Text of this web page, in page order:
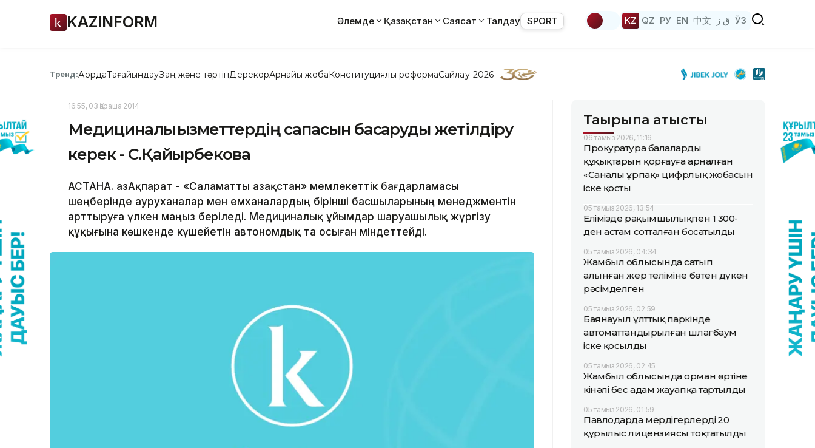
KAZINFORM Әлемде Қазақстан Саясат Талдау SPORT KZ QZ РУ EN 中文 ق ز ЎЗ
Тренд:АқордаТағайындауЗаң және тәртіпДерекқорАрнайы жобаКонституциялық реформаСайлау-2026
16:55, 03 Қараша 2014
Медициналық қызметтердің сапасын басқаруды жетілдіру
керек - С.Қайырбекова
АСТАНА. ҚазАқпарат - «Саламатты Қазақстан» мемлекеттік бағдарламасы
шеңберінде ауруханалар мен емханалардың бірінші басшыларының менеджментін
арттыруға үлкен маңыз беріледі. Медициналық ұйымдар шаруашылық жүргізу
құқығына көшкенде күшейетін автономдық та осыған міндеттейді.
Тақырыпқа қатысты
06 тамыз 2026, 11:16
Прокуратура балалардың
құқықтарын қорғауға арналған
«Саналы ұрпақ» цифрлық жобасын
іске қосты
05 тамыз 2026, 13:54
Елімізде рақымшылықпен 1 300-
ден астам сотталған босатылды
05 тамыз 2026, 04:34
Жамбыл облысында сатып
алынған жер теліміне бөтен дүкен
рәсімделген
05 тамыз 2026, 02:59
Баянауыл ұлттық паркінде
автоматтандырылған шлагбаум
іске қосылды
05 тамыз 2026, 02:45
Жамбыл облысында орман өртіне
кінәлі бес адам жауапқа тартылды
05 тамыз 2026, 01:59
Павлодарда мердігерлердің 20
құрылыс лицензиясы тоқтатылды